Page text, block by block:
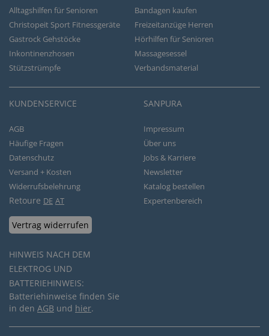
Alltagshilfen für Senioren
Bandagen kaufen
Christopeit Sport Fitnessgeräte
Freizeitanzüge Herren
Gastrock Gehstöcke
Hörhilfen für Senioren
Inkontinenzhosen
Massagesessel
Stützstrümpfe
Verbandsmaterial
KUNDENSERVICE
AGB
Häufige Fragen
Datenschutz
Versand + Kosten
Widerrufsbelehrung
Retoure DE AT
Vertrag widerrufen
HINWEIS NACH DEM
ELEKTROG UND
BATTERIEHINWEIS:
Batteriehinweise finden Sie
in den AGB und hier.
SANPURA
Impressum
Über uns
Jobs & Karriere
Newsletter
Katalog bestellen
Expertenbereich